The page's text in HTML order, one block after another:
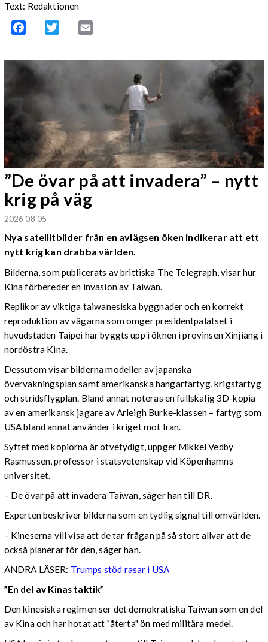
Text: Redaktionen
Facebook Twitter
”De övar på att invadera” – nytt
krig på väg
2026 08 05
Nya satellitbilder från en avlägsen öken indikerar att ett
nytt krig kan drabba världen.
Bilderna, som publicerats av brittiska The Telegraph, visar hur
Kina förbereder en invasion av Taiwan.
Replikor av viktiga taiwanesiska byggnader och en korrekt
reproduktion av vägarna som omger presidentpalatset i
huvudstaden Taipei har byggts upp i öknen i provinsen Xinjiang i
nordöstra Kina.
Dessutom visar bilderna modeller av japanska
övervakningsplan samt amerikanska hangarfartyg, krigsfartyg
och stridsflygplan. Bland annat noteras en fullskalig 3D-kopia
av en amerikansk jagare av Arleigh Burke-klassen – fartyg som
USA bland annat använder i kriget mot Iran.
Syftet med kopiorna är otvetydigt, uppger Mikkel Vedby
Rasmussen, professor i statsvetenskap vid Köpenhamns
universitet.
– De övar på att invadera Taiwan, säger han till DR.
Experten beskriver bilderna som en tydlig signal till omvärlden.
– Kineserna vill visa att de tar frågan på så stort allvar att de
också planerar för den, säger han.
ANDRA LÄSER: Trumps stöd rasar i USA
”En del av Kinas taktik”
Den kinesiska regimen ser det demokratiska Taiwan som en del
av Kina och har hotat att "återta" ön med militära medel.